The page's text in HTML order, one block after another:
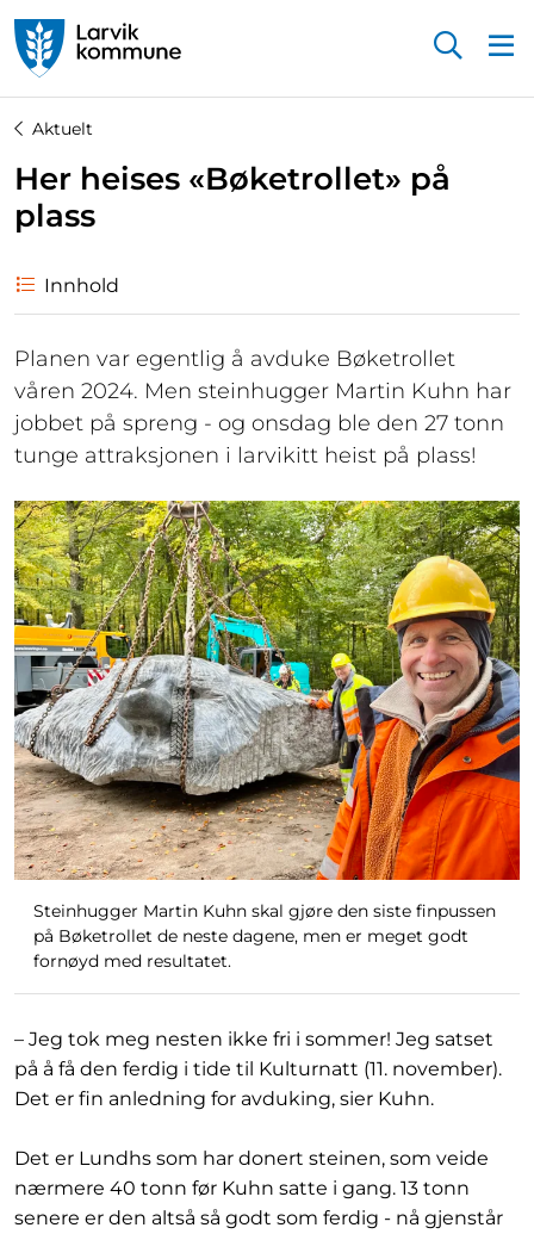
Aktuelt
Her heises «Bøketrollet» på
plass
Innhold
Planen var egentlig å avduke Bøketrollet
våren 2024. Men steinhugger Martin Kuhn har
jobbet på spreng - og onsdag ble den 27 tonn
tunge attraksjonen i larvikitt heist på plass!
Steinhugger Martin Kuhn skal gjøre den siste finpussen
på Bøketrollet de neste dagene, men er meget godt
fornøyd med resultatet.
– Jeg tok meg nesten ikke fri i sommer! Jeg satset
på å få den ferdig i tide til Kulturnatt (11. november).
Det er fin anledning for avduking, sier Kuhn.
Det er Lundhs som har donert steinen, som veide
nærmere 40 tonn før Kuhn satte i gang. 13 tonn
senere er den altså så godt som ferdig - nå gjenstår